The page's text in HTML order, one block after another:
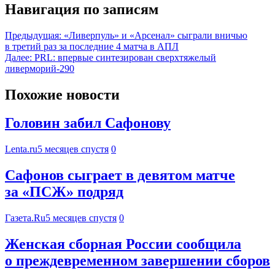
Навигация по записям
Предыдущая: «Ливерпуль» и «Арсенал» сыграли вничью
в третий раз за последние 4 матча в АПЛ
Далее: PRL: впервые синтезирован сверхтяжелый
ливерморий-290
Похожие новости
Головин забил Сафонову
Lenta.ru5 месяцев спустя 0
Сафонов сыграет в девятом матче
за «ПСЖ» подряд
Газета.Ru5 месяцев спустя 0
Женская сборная России сообщила
о преждевременном завершении сборов